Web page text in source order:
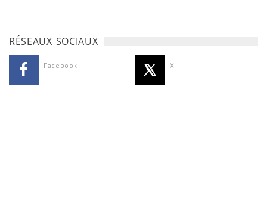
RÉSEAUX SOCIAUX
Facebook X